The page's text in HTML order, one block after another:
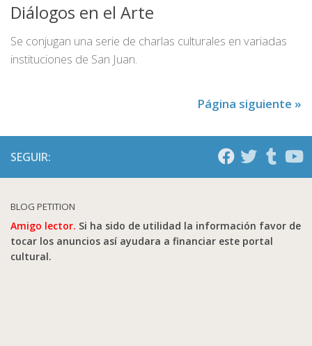
Diálogos en el Arte
Se conjugan una serie de charlas culturales en variadas
instituciones de San Juan.
Página siguiente »
SEGUIR:
BLOG PETITION
Amigo lector. Si ha sido de utilidad la información favor de
tocar los anuncios así ayudara a financiar este portal
cultural.